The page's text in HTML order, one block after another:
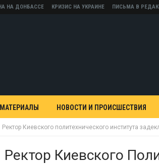
НА ДОНБАССЕ КРИЗИС НА УКРАИНЕ ПИСЬМА В
НОВОСТИ И ПРОИСШЕСТВИЯ
Ректор Киевского политехнического института
Ректор Киевского